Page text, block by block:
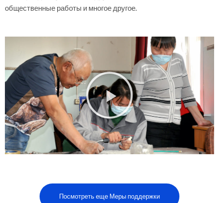
общественные работы и многое другое.
Посмотреть еще Меры поддержки